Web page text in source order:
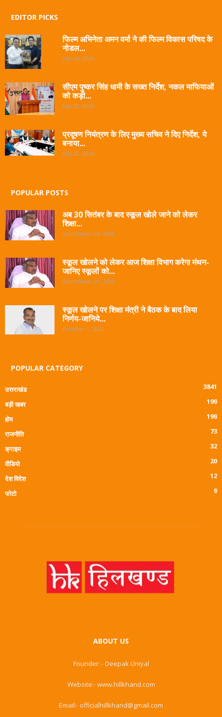
EDITOR PICKS
फिल्म अभिनेता अमन वर्मा ने की फिल्म विकास परिषद के
नोडल...
July 24, 2026
सीएम पुष्कर सिंह धामी के सख्त निर्देश, नकल माफियाओं
को कड़ी...
July 23, 2026
प्रदूषण नियंत्रण के लिए मुख्य सचिव ने दिए निर्देश, ये
बनाया...
July 22, 2026
POPULAR POSTS
अब 30 सितंबर के बाद स्कूल खोले जाने को लेकर
शिक्षा...
September 24, 2020
स्कूल खोलने को लेकर आज शिक्षा विभाग करेगा मंथन-
जानिए स्कूलों को...
September 21, 2020
स्कूल खोलने पर शिक्षा मंत्री ने बैठक के बाद लिया
निर्णय-जानिये...
October 1, 2020
POPULAR CATEGORY
उत्तराखंड
3841
बड़ी खबर
199
होम
199
राजनीति
73
क्राइम
32
वीडियो
20
देश विदेश
12
फोटो
9
ABOUT US
Founder: - Deepak Uniyal
Website:- www.hillkhand.com
Email:- officialhillkhand@gmail.com